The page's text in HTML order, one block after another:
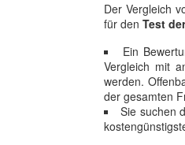
Der Vergleich
für den Test
Ein
Vergleich mit
werden.
der gesamten
Sie suchen